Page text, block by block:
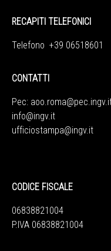
RECAPITI TELEFONICI
Telefono +39 06518601
CONTATTI
Pec:
info@ingv.it
ufficiostampa@ingv.it
CODICE FISCALE
06838821004
P.IVA 06838821004